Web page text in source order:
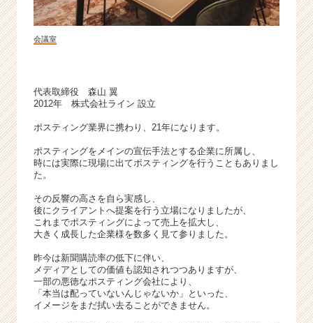
活
サ
キ
ャ
リ
（C
h
e
r
C
a
r
e
e
r）
会議室
代表取締役 森山 翼
2012年 株式会社ライン 設立
ポスティング業界に携わり、21年になります。
ポスティングをメインの宣伝手法とする企業に所属し、
時には実際に現場に出てポスティングを行うこともありまし
た。
その反響の高さを自ら実感し、
後にクライアントへ提案を行う立場になりましたが、
これまでポスティングによって売上を拡大し、
大きく成長した企業様を数多く見て参りました。
昨今は新聞購読率の低下に伴い、
メディアとしての価値も認知されつつありますが、
一部の悪徳なポスティング会社により、
「本当は配っていないんじゃないか」といった、
イメージをまだ拭い去ることができません。